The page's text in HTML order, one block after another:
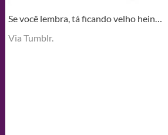
Se você lembra, tá ficando velho hein…
Via Tumblr.